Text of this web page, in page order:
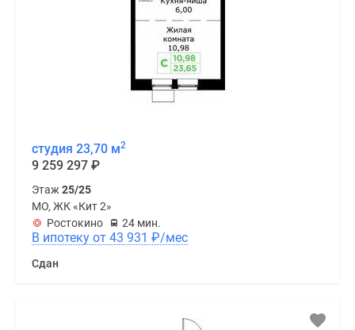
студия 23,70 м2
9 259 297 ₽
Этаж 25/25
МО, ЖК «Кит 2»
Ростокино
24 мин.
В ипотеку от 43 931 ₽/мес
Сдан